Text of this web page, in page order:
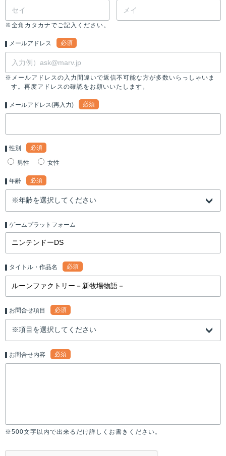
※全角カタカナでご記入ください。
メールアドレス 必須
※メールアドレスの入力間違いで返信不可能な方が多数いらっしゃいま
す。再度アドレスの確認をお願いいたします。
メールアドレス(再入力) 必須
性別 必須
男性 女性
年齢 必須
ゲームプラットフォーム
タイトル・作品名 必須
お問合せ項目 必須
お問合せ内容 必須
※500文字以内で出来るだけ詳しくお書きください。